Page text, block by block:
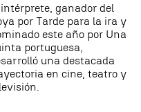
intérprete, ganador del
por Tarde para la ira y
este año por Una
portuguesa,
una destacada
en cine, teatro y